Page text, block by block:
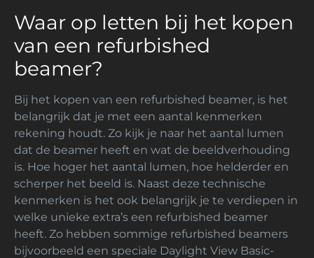
Waar op letten bij het kopen
van een refurbished
beamer?
Bij het kopen van een refurbished beamer, is het
belangrijk dat je met een aantal kenmerken
rekening houdt. Zo kijk je naar het aantal lumen
dat de beamer heeft en wat de beeldverhouding
is. Hoe hoger het aantal lumen, hoe helderder en
scherper het beeld is. Naast deze technische
kenmerken is het ook belangrijk je te verdiepen in
welke unieke extra’s een refurbished beamer
heeft. Zo hebben sommige refurbished beamers
bijvoorbeeld een speciale Daylight View Basic-